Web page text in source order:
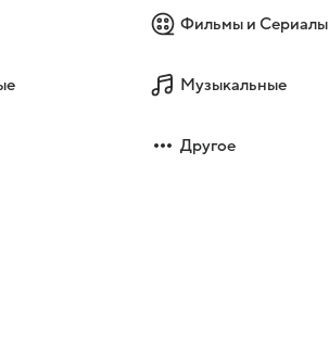
Фильмы и Сериалы
Музыкальные
Другое